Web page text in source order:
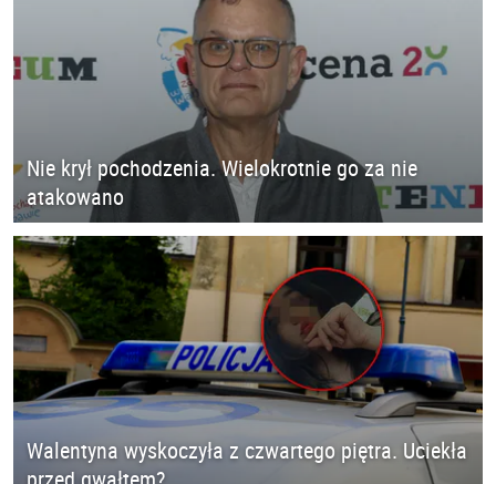
Nie krył pochodzenia. Wielokrotnie go za nie
atakowano
Walentyna wyskoczyła z czwartego piętra. Uciekła